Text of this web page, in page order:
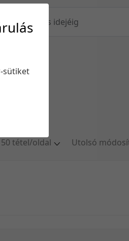
Feltöltés idejéig
Utolsó
Feltöltés
50 tétel/oldal
sütiket